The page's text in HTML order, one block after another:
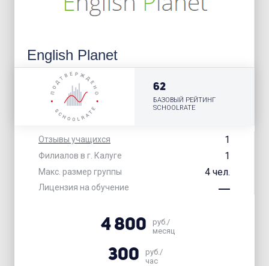
English Planet
Отзывы учащихся 1
Филиалов в г. Калуге 1
Макс. размер группы 4 чел.
Лицензия на обучение
62
БАЗОВЫЙ РЕЙТИНГ
SCHOOLRATE
4 800
руб./
месяц
300
руб./
час